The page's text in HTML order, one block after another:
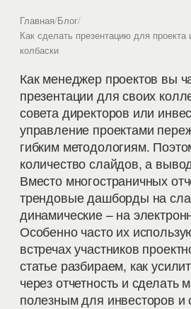
Главная/Блог/
Как сделать презентацию для проекта
колбаски
Как менеджер проектов вы
презентации для своих
совета директоров или
управление проектами
гибким методологиям.
количество слайдов, а
Вместо многостраничных
трендовые дашборды на
динамические – на
Особенно часто их
встречах участников
статье разбираем, как
через отчетность и сделать
полезным для инвесторов и